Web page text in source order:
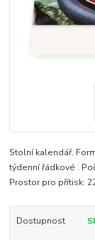
Stolní kalendář.
týdenní řádkové .
Prostor pro přítisk:
Dostupnost